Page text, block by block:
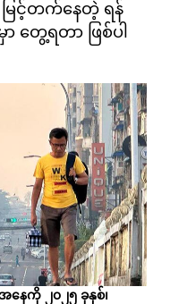
ြင့်တက်နေတဲ့ ရန်
တွေ့ရတာ ဖြစ်ပါ
ေကို ၂၀၂၅ ခုနှစ်၊